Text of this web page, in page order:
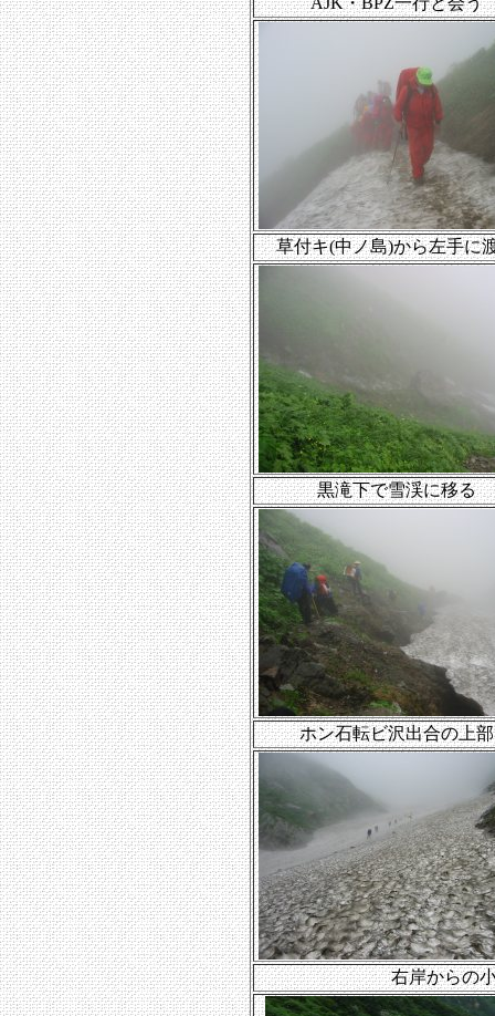
草付キ(中ノ島)から左手に
黒滝下で雪渓に移る
ホン石転ビ沢出合の上部
右岸からの